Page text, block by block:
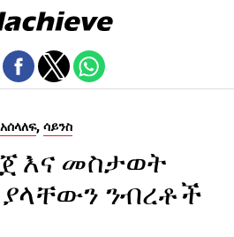
አሰላለፍ, ሳይንስ
እና መስታወት
ንብረቶች